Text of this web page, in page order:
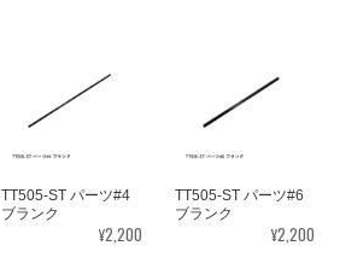
TT505-ST パーツ#4
ブランク
¥2,200
TT505-ST パーツ#6
ブランク
¥2,200